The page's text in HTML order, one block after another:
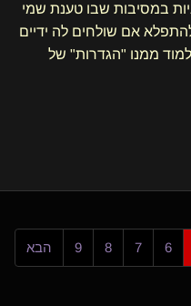
במסיבות שבו טענת שמי
אם שולחים לה ידיים
ממנו "הגדרות" של
6
7
8
9 הבא